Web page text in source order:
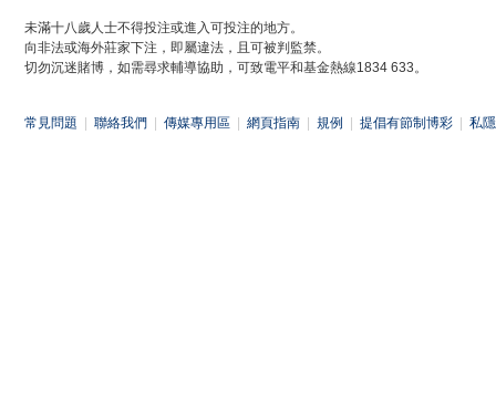
未滿十八歲人士不得投注或進入可投注的地方。
向非法或海外莊家下注，即屬違法，且可被判監禁。
切勿沉迷賭博，如需尋求輔導協助，可致電平和基金熱線1834 633。
常見問題 聯絡我們 傳媒專用區 網頁指南 規例 提倡有節制博彩 私